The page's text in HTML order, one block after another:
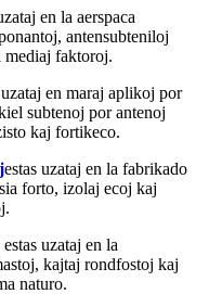
en la aerspaca
antensubteniloj
mediaj faktoroj.
uzataj en maraj aplikoj por
subtenoj por antenoj
kaj fortikeco.
estas uzataj en la fabrikado
forto, izolaj ecoj kaj
uzataj en la
kajtaj rondfostoj kaj
naturo.